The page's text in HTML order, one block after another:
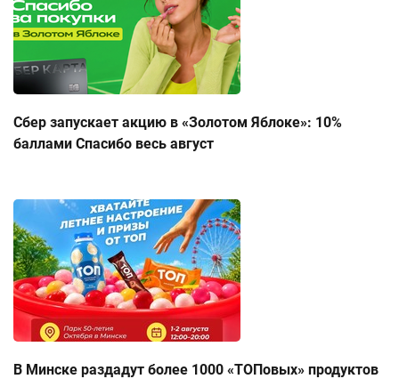
Сбер запускает акцию в «Золотом Яблоке»: 10%
баллами Спасибо весь август
В Минске раздадут более 1000 «ТОПовых» продуктов